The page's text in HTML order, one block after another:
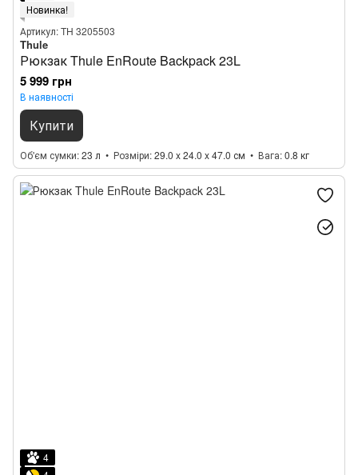
Новинка!
Артикул: TH 3205503
Thule
Рюкзак Thule EnRoute Backpack 23L
5 999 грн
В наявності
Купити
Об'єм сумки 23 л Розміри 29.0 x 24.0 x 47.0 см Вага 0.8 кг
4